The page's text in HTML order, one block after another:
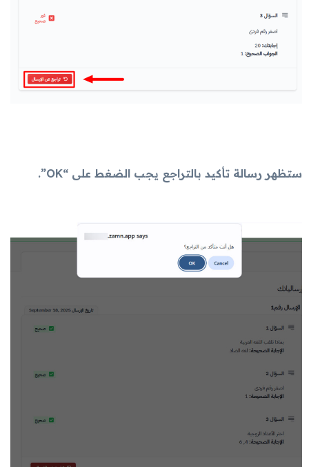
ستظهر رسالة تأكيد بالتراجع يجب الضغط على “OK”.